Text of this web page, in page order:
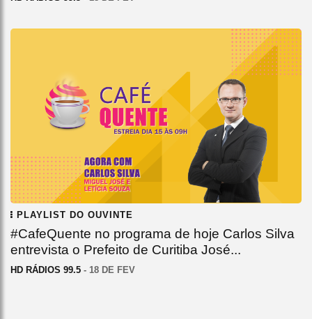
PLAYLIST DO OUVINTE
#CafeQuente no programa de hoje Carlos Silva
entrevista o Prefeito de Curitiba José...
HD RÁDIOS 99.5 - 18 DE FEV